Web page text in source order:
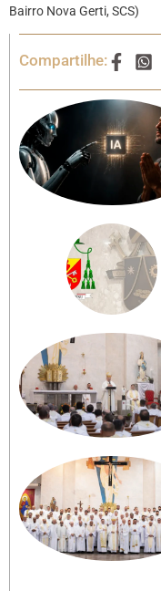
Bairro Nova Gerti, SCS)
Compartilhe: